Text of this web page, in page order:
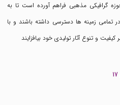
گرافیکی مذهبی فراهم آورده است تا به
در تمامی زمینه ها دسترسی داشته باشند و با
کیفیت و تنوع آثار تولیدی خود بیافزایند